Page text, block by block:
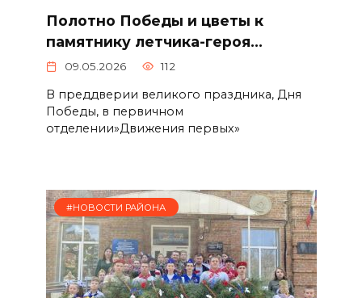
Полотно Победы и цветы к
памятнику летчика-героя…
09.05.2026 112
В преддверии великого праздника, Дня
Победы, в первичном
отделении»Движения первых»
#НОВОСТИ РАЙОНА